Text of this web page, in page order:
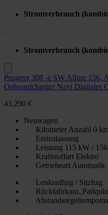
Stromverbrauch
Stromverbrauch
Peugeot 308 -e SW Allure 156,
Onboardcharger Navi Digitales
43.290 €
Neuwagen
Kilometer Anzahl 0 km
Erstzulassung
Leistung 115 kW /
Kraftstoffart Elektro
Getriebeart Automatik
Lenkradhzg / Sitzhzg